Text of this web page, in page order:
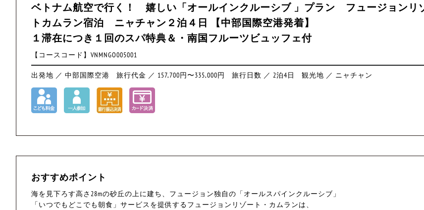
ベトナム航空で行く！ 嬉しい「オールインクルーシブ 」プラン フュージョンリ
トカムラン宿泊 ニャチャン２泊４日 【中部国際空港発着】
１滞在につき１回のスパ特典＆・南国フルーツビュッフェ付
【コースコード】VNMNGO005001
出発地 ／ 中部国際空港 旅行代金 ／ 157,700円〜335,000円 旅行日数 ／ 2泊4日 観光地 ／ ニャチャン
おすすめポイント
海を見下ろす高さ28mの砂丘の上に建ち、フュージョン独自の「オールスパインクルーシブ」
「いつでもどこでも朝食」サービスを提供するフュージョンリゾート・カムランは、